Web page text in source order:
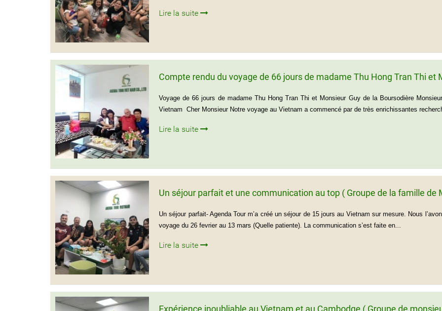
Lire la suite
Compte rendu du voyage de 66 jours de madame Thu Hong Tran Thi et
Voyage de 66 jours de madame Thu Hong Tran Thi et Monsieur Guy de la Boursodière
Vietnam Cher Monsieur Notre voyage au Vietnam a commencé par de très enrichissantes
Lire la suite
Un séjour parfait et une communication au top ( Groupe de la famille de
Un séjour parfait- Agenda Tour m’a créé un séjour de 15 jours au Vietnam sur mesure. Nous
voyage du 26 fevrier au 13 mars (Quelle patiente). La communication s’est faite en...
Lire la suite
Expérience inoubliable au Vietnam et au Cambodge ( Groupe de